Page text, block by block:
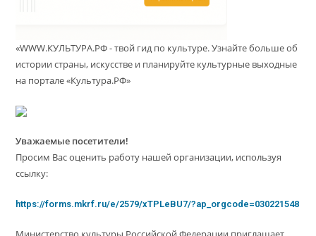
«WWW.КУЛЬТУРА.РФ - твой гид по культуре. Узнайте больше об
истории страны, искусстве и планируйте культурные выходные
на портале «Культура.РФ»
Уважаемые посетители!
Просим Вас оценить работу нашей организации, используя
ссылку:
https://forms.mkrf.ru/e/2579/xTPLeBU7/?ap_orgcode=030221548